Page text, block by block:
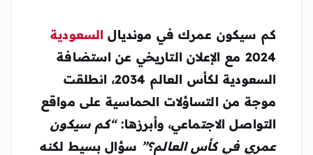
كم سيكون عمرك في مونديال السعودية
2024 مع الإعلان التاريخي عن استضافة
السعودية لكأس العالم 2034، انطلقت
موجة من التساؤلات الحماسية على مواقع
التواصل الاجتماعي، وأبرزها:“كم سيكون
عمري في كأس العالم؟” سؤال بسيط لكنه